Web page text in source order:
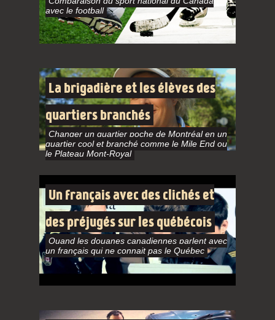
avec le football
La brigadière et les élèves des
quartiers branchés
Changer un quartier poche de Montréal en un
quartier cool et branché comme le Mile End ou
le Plateau Mont-Royal
Un français avec des clichés et
des préjugés sur les québécois
Quand les douanes canadiennes parlent avec
un français qui ne connait pas le Québec